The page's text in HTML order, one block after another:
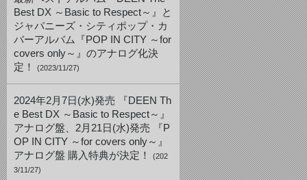
Best DX ～Basic to Respect～』と
ジャパニーズ・シティポップ・カ
バーアルバム『POP IN CITY ～for
covers only～』のアナログ化決
定！
(2023/11/27)
2024年2月7日(水)発売 『DEEN Th
e Best DX ～Basic to Respect～』
アナログ盤、2月21日(水)発売 『P
OP IN CITY ～for covers only～』
アナログ盤 購入特典が決定！
(202
3/11/27)